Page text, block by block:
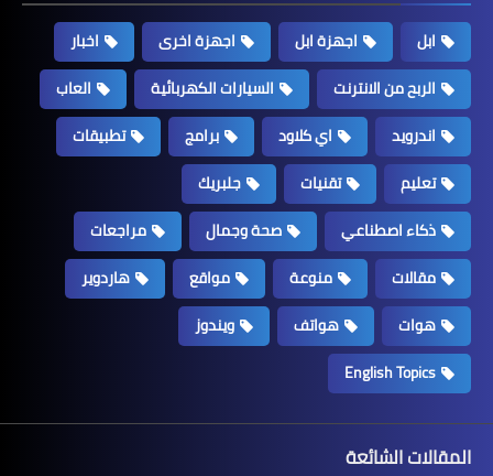
ابل اجهزة ابل اجهزة اخرى
اخبار
الربح من الانترنت
السيارات الكهربائية
العاب
اندرويد
اي كلاود برامج
تطبيقات
تعليم
تقنيات
جلبريك
ذكاء اصطناعي
صحة وجمال
مراجعات
مقالات
منوعة مواقع
هاردوير
هوات
هواتف
ويندوز
English Topics
المقالات الشائعة